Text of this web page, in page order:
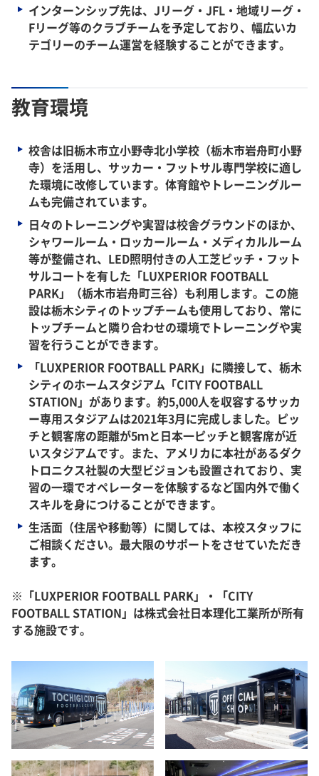
インターンシップ先は、Jリーグ・JFL・地域リーグ・
Fリーグ等のクラブチームを予定しており、幅広いカ
テゴリーのチーム運営を経験することができます。
教育環境
校舎は旧栃木市立小野寺北小学校（栃木市岩舟町小野
寺）を活用し、サッカー・フットサル専門学校に適し
た環境に改修しています。体育館やトレーニングルー
ムも完備されています。
日々のトレーニングや実習は校舎グラウンドのほか、
シャワールーム・ロッカールーム・メディカルルーム
等が整備され、LED照明付きの人工芝ピッチ・フット
サルコートを有した「LUXPERIOR FOOTBALL
PARK」（栃木市岩舟町三谷）も利用します。この施
設は栃木シティのトップチームも使用しており、常に
トップチームと隣り合わせの環境でトレーニングや実
習を行うことができます。
「LUXPERIOR FOOTBALL PARK」に隣接して、栃木
シティのホームスタジアム「CITY FOOTBALL
STATION」があります。約5,000人を収容するサッカ
ー専用スタジアムは2021年3月に完成しました。ピッ
チと観客席の距離が5ｍと日本一ピッチと観客席が近
いスタジアムです。また、アメリカに本社があるダク
トロニクス社製の大型ビジョンも設置されており、実
習の一環でオペレーターを体験するなど国内外で働く
スキルを身につけることができます。
生活面（住居や移動等）に関しては、本校スタッフに
ご相談ください。最大限のサポートをさせていただき
ます。
※「LUXPERIOR FOOTBALL PARK」・「CITY
FOOTBALL STATION」は株式会社日本理化工業所が所有
する施設です。